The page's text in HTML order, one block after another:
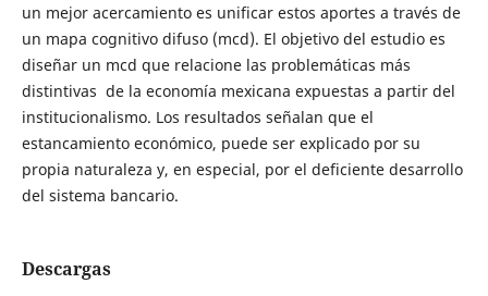
un mejor acercamiento es unificar estos aportes a través de
un mapa cognitivo difuso (mcd). El objetivo del estudio es
diseñar un mcd que relacione las problemáticas más
distintivas de la economía mexicana expuestas a partir del
institucionalismo. Los resultados señalan que el
estancamiento económico, puede ser explicado por su
propia naturaleza y, en especial, por el deficiente desarrollo
del sistema bancario.
Descargas